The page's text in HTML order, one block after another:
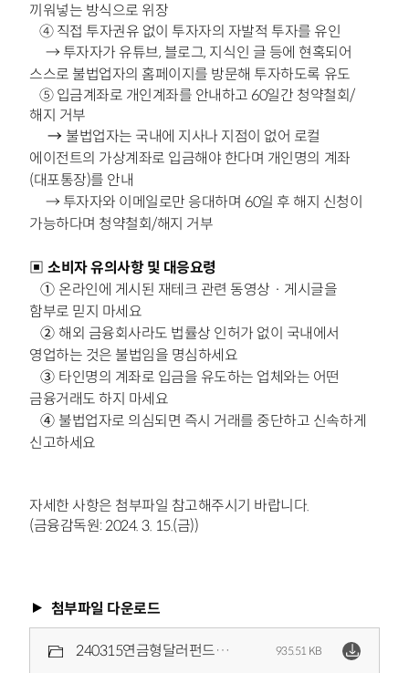
끼워넣는 방식으로 위장
④ 직접 투자권유 없이 투자자의 자발적 투자를 유인
→ 투자자가 유튜브, 블로그, 지식인 글 등에 현혹되어
스스로 불법업자의 홈페이지를 방문해 투자하도록 유도
⑤ 입금계좌로 개인계좌를 안내하고 60일간 청약철회/
해지 거부
→ 불법업자는 국내에 지사나 지점이 없어 로컬
에이전트의 가상계좌로 입금해야한다며 개인명의 계좌
(대포통장)를 안내
→ 투자자와 이메일로만 응대하며 60일 후 해지 신청이
가능하다며 청약철회/해지 거부
▣ 소비자 유의사항 및 대응요령
① 온라인에 게시된 재테크 관련 동영상‧게시글을
함부로 믿지 마세요
② 해외 금융회사라도 법률상 인허가 없이 국내에서
영업하는 것은 불법임을 명심하세요
③ 타인명의 계좌로 입금을 유도하는 업체와는 어떤
금융거래도 하지 마세요
④ 불법업자로 의심되면 즉시 거래를 중단하고 신속하게
신고하세요
자세한 사항은 첨부파일 참고해주시기 바랍니다.
(금융감독원: 2024. 3. 15.(금))
첨부파일 다운로드
240315연금형달러펀드로고수익을올릴수있다고유혹하는외국금융회사사칭불법금융투자업자를주의하세요.pdf 935.51 KB